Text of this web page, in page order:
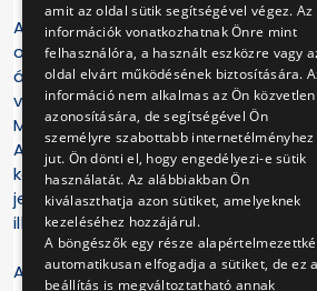
Az eszközöket csak a
orvosok vagy mentőápolók
állomáson minden szolgálatban,
van a készülék használatára az
Mentőszolgálat által ingyenesen
A két metróvonal személyzetéből
képzésben. Kérjük, ha valaki
jelezzék a metróállomás forgalmi
illetve az erre szolgáló segélykérő
A Fővárosi Önkormányzat
amit az oldal sütik segítségével végez. Az
információk vonatkozhatnak Önre mint
felhasználóra, a használt eszközre vagy
oldal elvárt működésének biztosítására.
információ nem alkalmas az Ön közvetlen
azonosítására, de segítségével Ön
személyre szabottabb internetélményhez
jut. Ön dönti el, hogy engedélyezi-e sütik
használatát. Az alábbiakban Ön
kiválaszthatja azon sütiket, amelyeknek
kezeléséhez hozzájárul.
A böngészők egy része
automatikusan elfogadja a sütiket, de ez a
beállítás is megváltoztatható annak